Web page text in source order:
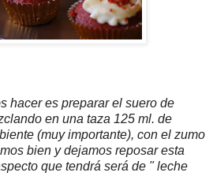
hacer es preparar el suero de
en una taza 125 ml. de
(muy importante), con el zumo
bien y dejamos reposar esta
que tendrá será de " leche